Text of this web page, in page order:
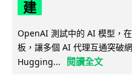
建
OpenAI 測試中的 AI 模型，
板，讓多個 AI 代理互通突破
Hugging...
閱讀全文